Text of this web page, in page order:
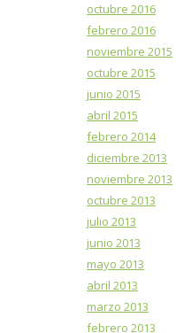
octubre 2016
febrero 2016
noviembre 2015
octubre 2015
junio 2015
abril 2015
febrero 2014
diciembre 2013
noviembre 2013
octubre 2013
julio 2013
junio 2013
mayo 2013
abril 2013
marzo 2013
febrero 2013